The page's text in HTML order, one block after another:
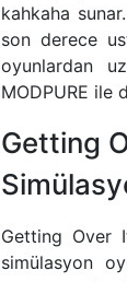
kahkaha
son derece
oyunlardan
MODPURE ile
Getting
Getting Over
simülasyon